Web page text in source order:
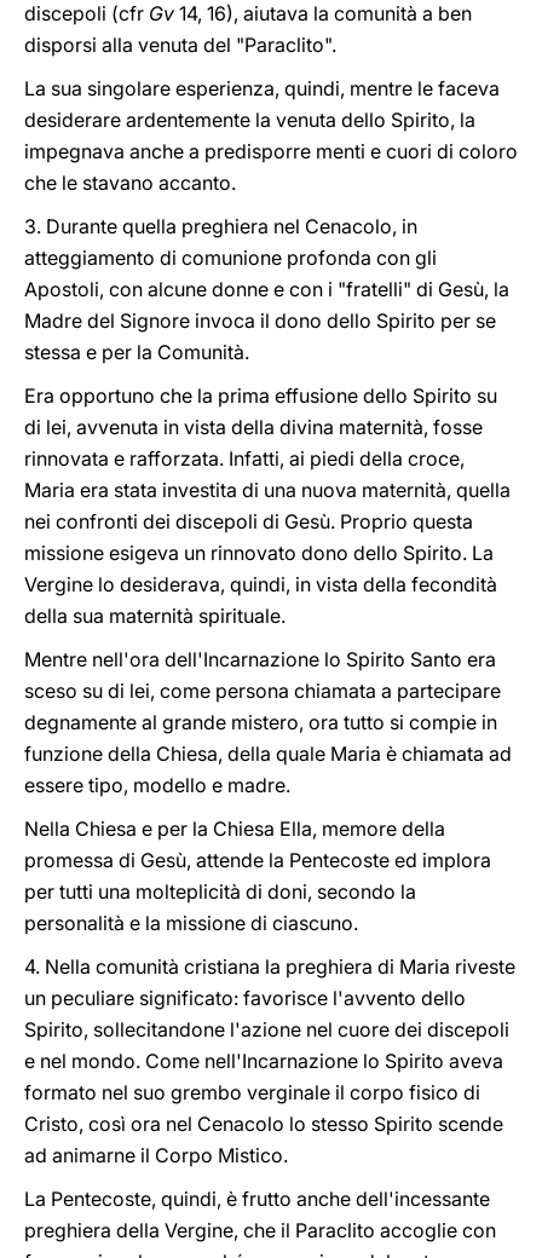
discepoli (cfr Gv 14, 16), aiutava la comunità a ben
disporsi alla venuta del "Paraclito".
La sua singolare esperienza, quindi, mentre le faceva
desiderare ardentemente la venuta dello Spirito, la
impegnava anche a predisporre menti e cuori di coloro
che le stavano accanto.
3. Durante quella preghiera nel Cenacolo, in
atteggiamento di comunione profonda con gli
Apostoli, con alcune donne e con i "fratelli" di Gesù, la
Madre del Signore invoca il dono dello Spirito per se
stessa e per la Comunità.
Era opportuno che la prima effusione dello Spirito su
di lei, avvenuta in vista della divina maternità, fosse
rinnovata e rafforzata. Infatti, ai piedi della croce,
Maria era stata investita di una nuova maternità, quella
nei confronti dei discepoli di Gesù. Proprio questa
missione esigeva un rinnovato dono dello Spirito. La
Vergine lo desiderava, quindi, in vista della fecondità
della sua maternità spirituale.
Mentre nell'ora dell'Incarnazione lo Spirito Santo era
sceso su di lei, come persona chiamata a partecipare
degnamente al grande mistero, ora tutto si compie in
funzione della Chiesa, della quale Maria è chiamata ad
essere tipo, modello e madre.
Nella Chiesa e per la Chiesa Ella, memore della
promessa di Gesù, attende la Pentecoste ed implora
per tutti una molteplicità di doni, secondo la
personalità e la missione di ciascuno.
4. Nella comunità cristiana la preghiera di Maria riveste
un peculiare significato: favorisce l'avvento dello
Spirito, sollecitandone l'azione nel cuore dei discepoli
e nel mondo. Come nell'Incarnazione lo Spirito aveva
formato nel suo grembo verginale il corpo fisico di
Cristo, così ora nel Cenacolo lo stesso Spirito scende
ad animarne il Corpo Mistico.
La Pentecoste, quindi, è frutto anche dell'incessante
preghiera della Vergine, che il Paraclito accoglie con